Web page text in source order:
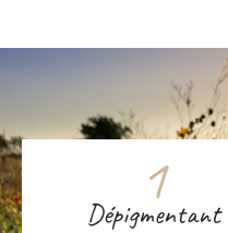
1
Dépigmentant